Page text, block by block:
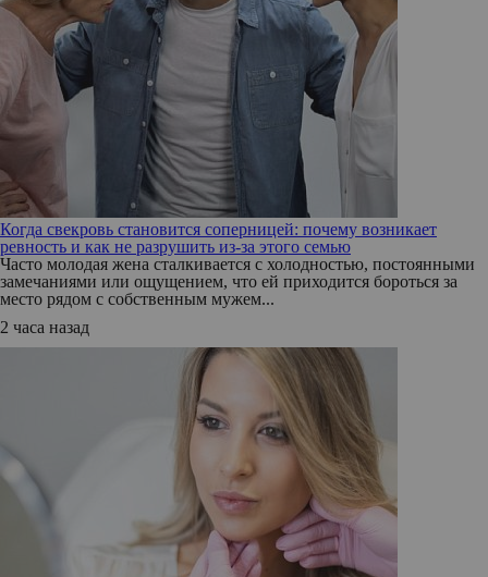
Когда свекровь становится соперницей: почему возникает
ревность и как не разрушить из-за этого семью
Часто молодая жена сталкивается с холодностью, постоянными
замечаниями или ощущением, что ей приходится бороться за
место рядом с собственным мужем...
2 часа назад